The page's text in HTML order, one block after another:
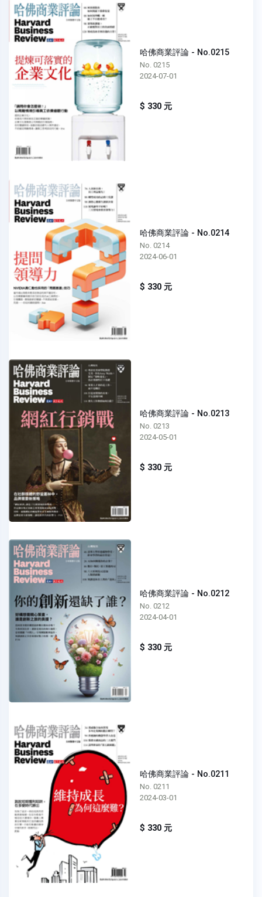
哈佛商業評論 - No.0215
No. 0215
2024-07-01
$ 330 元
哈佛商業評論 - No.0214
No. 0214
2024-06-01
$ 330 元
哈佛商業評論 - No.0213
No. 0213
2024-05-01
$ 330 元
哈佛商業評論 - No.0212
No. 0212
2024-04-01
$ 330 元
哈佛商業評論 - No.0211
No. 0211
2024-03-01
$ 330 元